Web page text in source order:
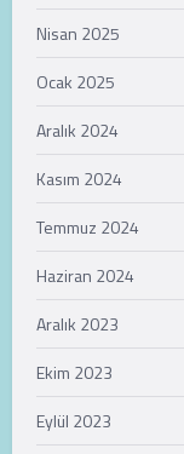
Nisan 2025
Ocak 2025
Aralık 2024
Kasım 2024
Temmuz 2024
Haziran 2024
Aralık 2023
Ekim 2023
Eylül 2023